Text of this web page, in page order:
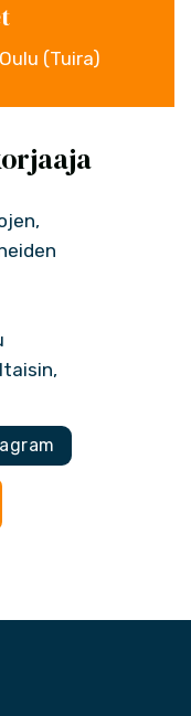
(Tuira)